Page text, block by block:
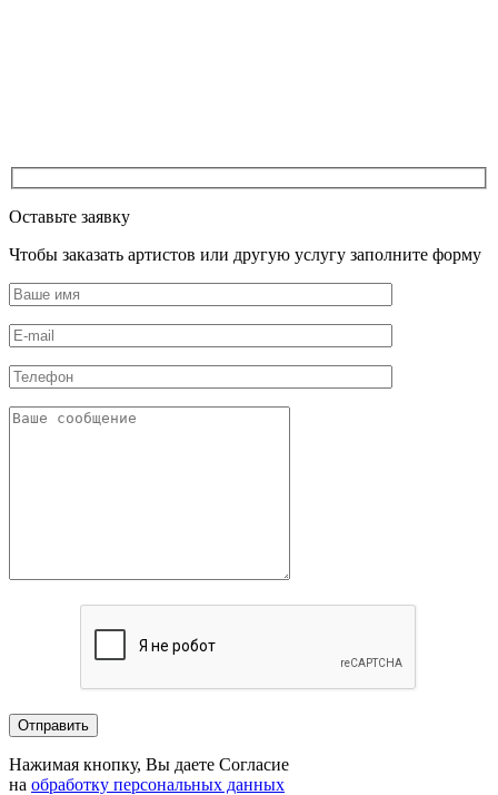
Оставьте заявку
Чтобы заказать артистов или другую услугу заполните форму
Нажимая кнопку, Вы даете Согласие
на обработку персональных данных